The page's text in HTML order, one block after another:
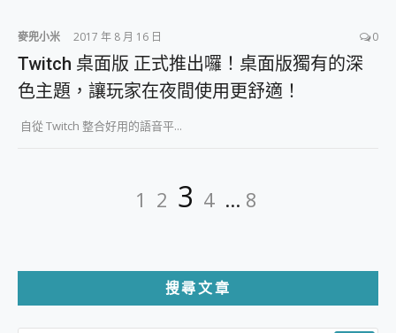
麥兜小米 2017 年 8 月 16 日 0
Twitch 桌面版 正式推出囉！桌面版獨有的深
色主題，讓玩家在夜間使用更舒適！
自從 Twitch 整合好用的語音平...
頁
Page
1 Page
2 Page
3 Page
4 ... Page
8
搜尋文章